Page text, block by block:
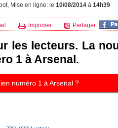
Mise en ligne: le 10/08/2014 à 14h39
Imprimer Partager:
les lecteurs. La
1 à Arsenal.
numéro 1 à Arsenal ?